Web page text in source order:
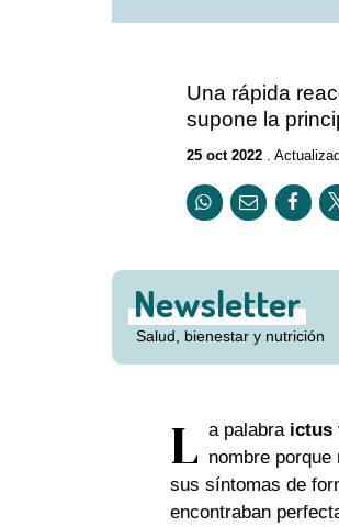
Una rápida
supone la
25 oct 2022.
Newsletter
Salud, bienestar y nutrición
L a palabra ictus
nombre
sus síntomas de
encontraban